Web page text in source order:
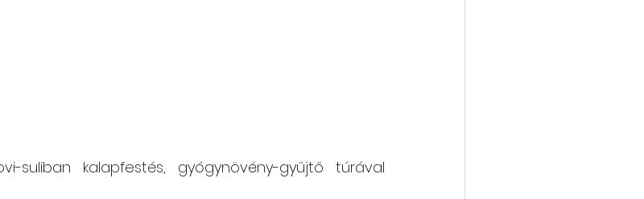
suliban kalapfestés, gyógynövény-gyűjtő túrával